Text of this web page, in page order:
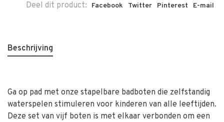
Deel dit product: Facebook Twitter Pinterest E-mail
Beschrijving
Ga op pad met onze stapelbare badboten die zelfstandig
waterspelen stimuleren voor kinderen van alle leeftijden.
Deze set van vijf boten is met elkaar verbonden om een